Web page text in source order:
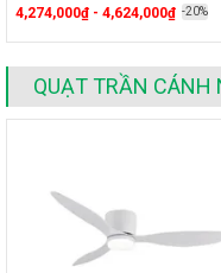
4,274,000₫ - 4,624,000₫ -20%
QUẠT TRẦN CÁNH